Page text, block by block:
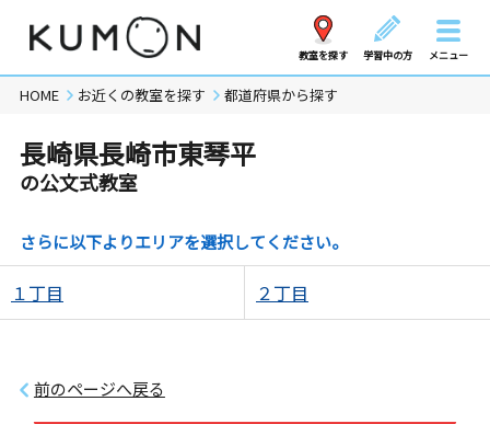
教室を探す 学習中の方 メニュー
HOME お近くの教室を探す 都道府県から探す
長崎県長崎市東琴平
の公文式教室
さらに以下よりエリアを選択してください。
１丁目 ２丁目
前のページへ戻る